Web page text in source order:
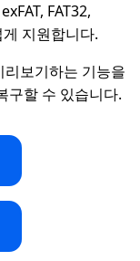
FAT32,
지원합니다.
보기하는 기능을
구할 수 있습니다.